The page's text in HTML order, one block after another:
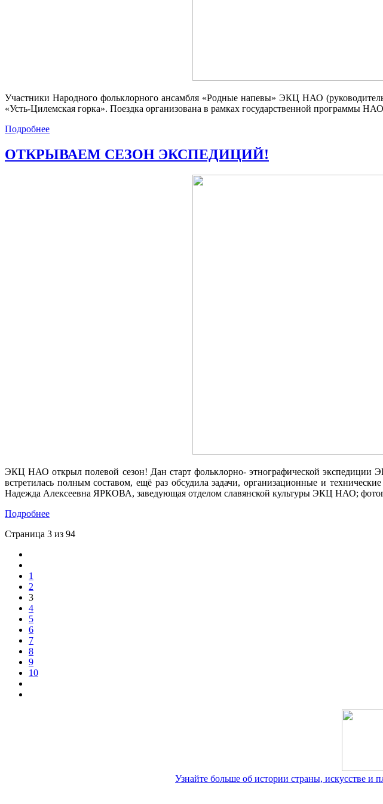
Участники Народного фольклорного ансамбля «Родные напевы» ЭКЦ НАО
«Усть‑Цилемская горка». Поездка организована в рамках государственной программы
Подробнее
ОТКРЫВАЕМ СЕЗОН ЭКСПЕДИЦИЙ!
ЭКЦ НАО открыл полевой сезон! Дан старт фольклорно‑ этнографической экспедиции
встретилась полным составом, ещё раз обсудила задачи, организационные и
Надежда Алексеевна ЯРКОВА, заведующая отделом славянской культуры ЭКЦ НАО;
Подробнее
Страница 3 из 94
1
2
3
4
5
6
7
8
9
10
Узнайте больше об истории страны, искусстве и